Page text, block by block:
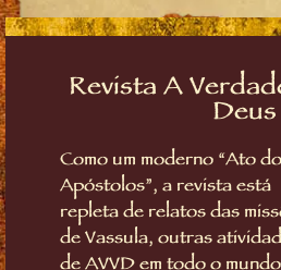
Revista A
Deus
Como um moderno “Ato
Apóstolos”, a revista está
repleta de relatos das
de Vassula, outras